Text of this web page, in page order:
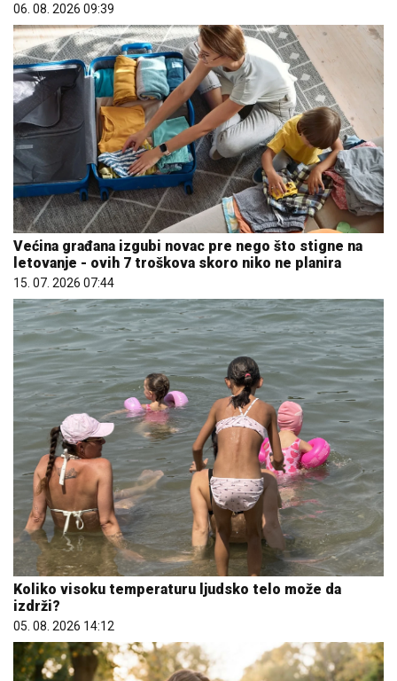
06. 08. 2026 09:39
Većina građana izgubi novac pre nego što stigne na
letovanje - ovih 7 troškova skoro niko ne planira
15. 07. 2026 07:44
Koliko visoku temperaturu ljudsko telo može da
izdrži?
05. 08. 2026 14:12